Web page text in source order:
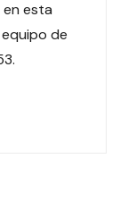
esta
de